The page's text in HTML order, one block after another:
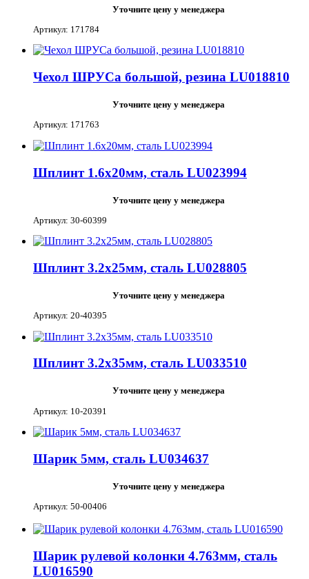
Уточните цену у менеджера
Артикул: 171784
Чехол ШРУСа большой, резина LU018810
Уточните цену у менеджера
Артикул: 171763
Шплинт 1.6х20мм, сталь LU023994
Уточните цену у менеджера
Артикул: 30-60399
Шплинт 3.2х25мм, сталь LU028805
Уточните цену у менеджера
Артикул: 20-40395
Шплинт 3.2х35мм, сталь LU033510
Уточните цену у менеджера
Артикул: 10-20391
Шарик 5мм, сталь LU034637
Уточните цену у менеджера
Артикул: 50-00406
Шарик рулевой колонки 4.763мм, сталь
LU016590